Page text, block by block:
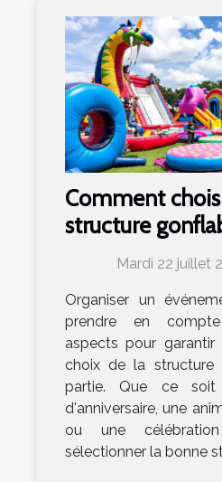
Comment
structure
pour votre
Mardi 22 juillet
Organiser un
prendre en
aspects pour
choix de la structure
partie. Que ce
d'anniversaire, une
ou une
sélectionner la bonne